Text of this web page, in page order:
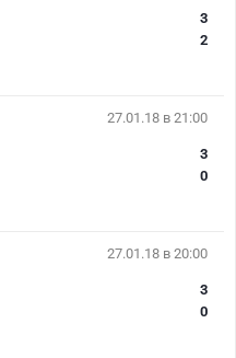
3
2
27.01.18 в 21:00
3
0
27.01.18 в 20:00
3
0